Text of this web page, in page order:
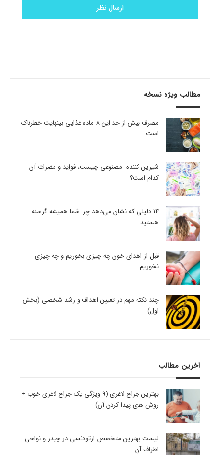
مطالب ویژه نسخه
مصرف بیش از حد این 8 ماده غذایی بینهایت خطرناک
است
شیرین کننده مصنوعی چیست، فواید و مضرات آن
کدام است؟
14 دلیلی که نشان می‌دهد چرا شما همیشه گرسنه
هستید
قبل از اهدای خون چه چیزی بخوریم و چه چیزی
نخوریم
چند نکته مهم در تعیین اهداف و رشد شخصی (بخش
اول)
آخرین مطالب
بهترین جراح لاغری (9 ویژگی یک جراح لاغری خوب +
روش های پیدا کردن آن)
لیست بهترین متخصص ارتودنسی در چیذر و نواحی
اطراف آن